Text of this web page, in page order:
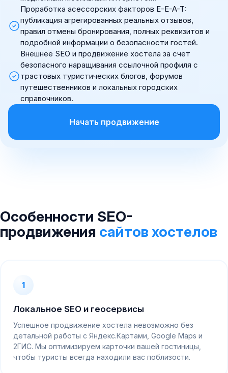
Проработка асессорских факторов E-E-A-T:
публикация агрегированных реальных отзывов,
правил отмены бронирования, полных реквизитов и
подробной информации о безопасности гостей.
Внешнее SEO и продвижение хостела за счет
безопасного наращивания ссылочной профиля с
трастовых туристических блогов, форумов
путешественников и локальных городских
справочников.
Начать продвижение
Особенности SEO-
продвижения сайтов хостелов
1
Локальное SEO и геосервисы
Успешное продвижение хостела невозможно без
детальной работы с Яндекс.Картами, Google Maps и
2ГИС. Мы оптимизируем карточки вашей гостиницы,
чтобы туристы всегда находили вас поблизости.